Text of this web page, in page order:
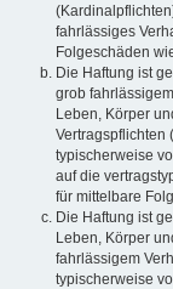
fahrlässiges
Folgeschäden
Die Haftung ist
grob
Leben, Körper
Vertragspflichten
typischerweise
auf die
für mittelbare
Die Haftung ist
Leben, Körper
fahrlässigem
typischerweise